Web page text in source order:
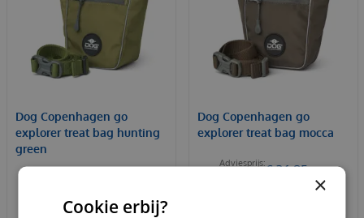
Dog Copenhagen go
explorer treat bag hunting
green
Dog Copenhagen go
explorer treat bag mocca
€ 36,95
×
Cookie erbij?